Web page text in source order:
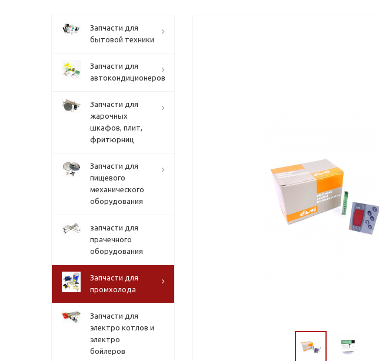
Запчасти для
бытовой техники
Запчасти для
автокондиционеров
Запчасти для
жарочных
шкафов, плит,
фритюрниц
Запчасти для
пищевого
механического
оборудования
запчасти для
прачечного
оборудования
Запчасти для
промхолода
Запчасти для
электро котлов и
электро
бойлеров